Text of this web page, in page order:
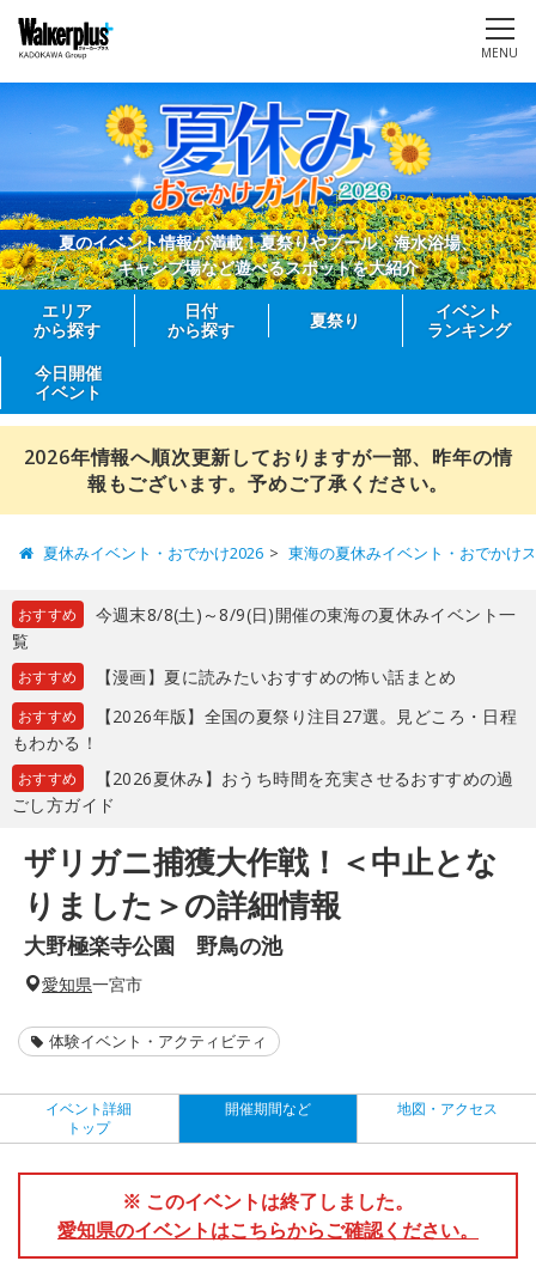
MENU
夏のイベント情報が満載！夏祭りやプール、海水浴場、
キャンプ場など遊べるスポットを大紹介
エリア
から探す
日付
から探す
夏祭り
イベント
ランキング
今日開催
イベント
2026年情報へ順次更新しておりますが一部、昨年の情
報もございます。予めご了承ください。
夏休みイベント・おでかけ2026 東海の夏休みイベント・おでかけ
おすすめ
今週末8/8(土)～8/9(日)開催の東海の夏休みイベント一
覧
おすすめ 【漫画】夏に読みたいおすすめの怖い話まとめ
おすすめ
【2026年版】全国の夏祭り注目27選。見どころ・日程
もわかる！
おすすめ
【2026夏休み】おうち時間を充実させるおすすめの過
ごし方ガイド
ザリガニ捕獲大作戦！＜中止とな
りました＞の詳細情報
大野極楽寺公園 野鳥の池
愛知県一宮市
体験イベント・アクティビティ
イベント詳細
トップ
開催期間など 地図・アクセス
※ このイベントは終了しました。
愛知県のイベントはこちらからご確認ください。